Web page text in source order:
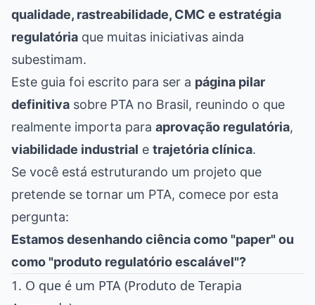
qualidade, rastreabilidade, CMC e estratégia
regulatória que muitas iniciativas ainda
subestimam.
Este guia foi escrito para ser a página pilar
definitiva sobre PTA no Brasil, reunindo o que
realmente importa para aprovação regulatória,
viabilidade industrial e trajetória clínica.
Se você está estruturando um projeto que
pretende se tornar um PTA, comece por esta
pergunta:
Estamos desenhando ciência como "paper" ou
como "produto regulatório escalável"?
1. O que é um PTA (Produto de Terapia